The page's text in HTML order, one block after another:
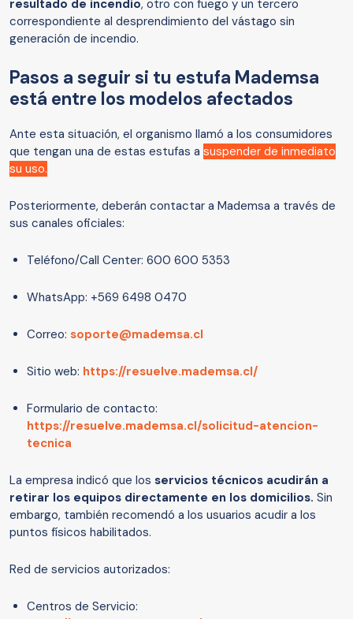
resultado de incendio, otro con fuego y un tercero
correspondiente al desprendimiento del vástago sin
generación de incendio.
Pasos a seguir si tu estufa Mademsa
está entre los modelos afectados
Ante esta situación, el organismo llamó a los consumidores
que tengan una de estas estufas a suspender de inmediato
su uso.
Posteriormente, deberán contactar a Mademsa a través de
sus canales oficiales:
Teléfono/Call Center: 600 600 5353
WhatsApp: +569 6498 0470
Correo: soporte@mademsa.cl
Sitio web: https://resuelve.mademsa.cl/
Formulario de contacto:
https://resuelve.mademsa.cl/solicitud-atencion-
tecnica
La empresa indicó que los servicios técnicos acudirán a
retirar los equipos directamente en los domicilios. Sin
embargo, también recomendó a los usuarios acudir a los
puntos físicos habilitados.
Red de servicios autorizados:
Centros de Servicio: